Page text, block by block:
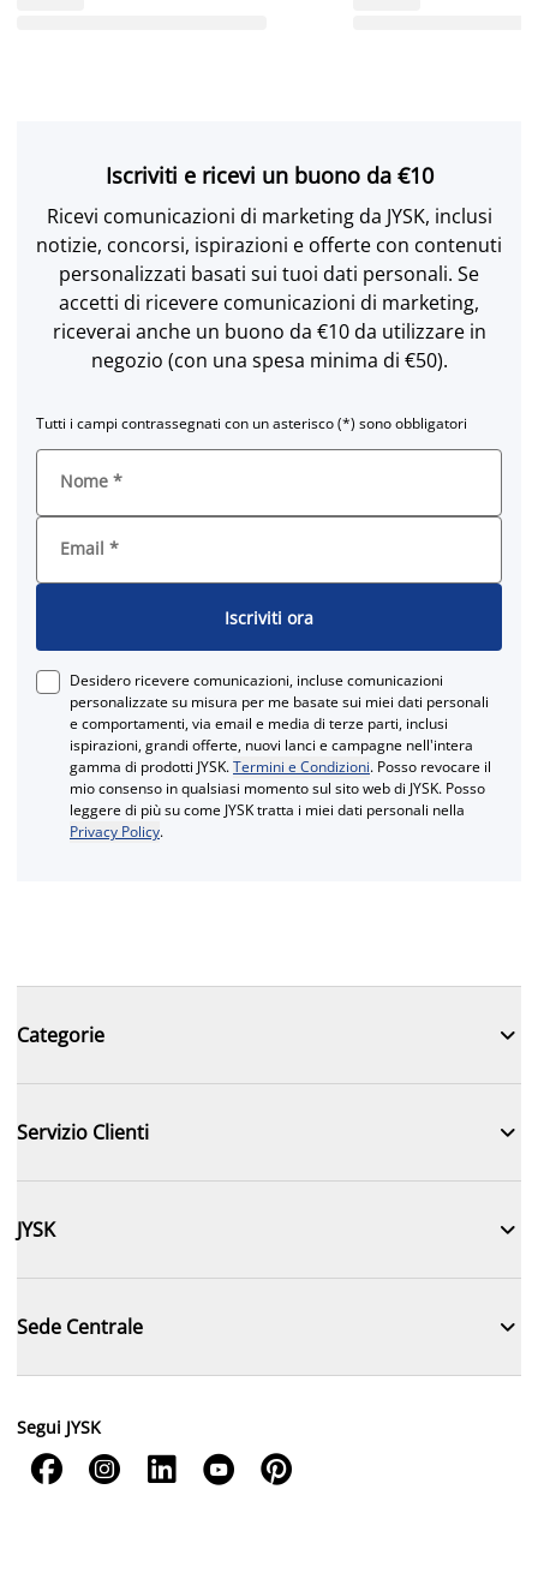
Iscriviti e ricevi un buono da €10
Ricevi comunicazioni di marketing da JYSK, inclusi
notizie, concorsi, ispirazioni e offerte con contenuti
personalizzati basati sui tuoi dati personali. Se
accetti di ricevere comunicazioni di marketing,
riceverai anche un buono da €10 da utilizzare in
negozio (con una spesa minima di €50).
Tutti i campi contrassegnati con un asterisco (*) sono obbligatori
Nome *
Email *
Iscriviti ora
Desidero ricevere comunicazioni, incluse comunicazioni
personalizzate su misura per me basate sui miei dati personali
e comportamenti, via email e media di terze parti, inclusi
ispirazioni, grandi offerte, nuovi lanci e campagne nell'intera
gamma di prodotti JYSK.Termini e Condizioni. Posso revocare il
mio consenso in qualsiasi momento sul sito web di JYSK. Posso
leggere di più su come JYSK tratta i miei dati personali nella
Privacy Policy.
Categorie 
Servizio Clienti 
JYSK 
Sede Centrale 
Segui JYSK
    